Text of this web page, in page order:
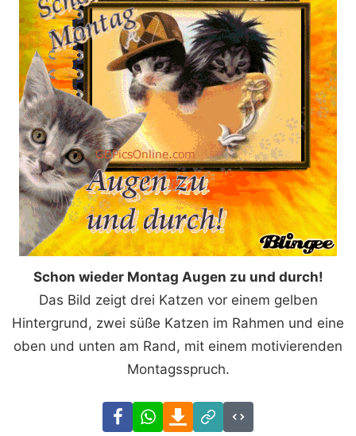
Schon wieder Montag Augen zu und durch!
Das Bild zeigt drei Katzen vor einem gelben
Hintergrund, zwei süße Katzen im Rahmen und eine
oben und unten am Rand, mit einem motivierenden
Montagsspruch.
FacebookWhatsAppDownload
Link
Code